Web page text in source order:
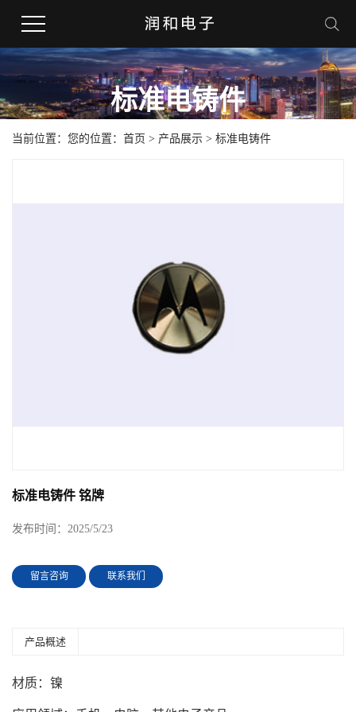
标准电铸件
当前位置：您的位置： 首页 > 产品展示 > 标准电铸件
标准电铸件 铭牌
发布时间： 2025/5/23
留言咨询 联系我们
产品概述
材质：镍